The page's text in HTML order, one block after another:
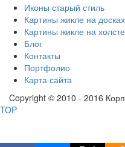
Иконы старый стиль
Картины жикле на досках
Картины жикле на холсте
Блог
Контакты
Портфолио
Карта сайта
Copyright © 2010 - 2016
TOP